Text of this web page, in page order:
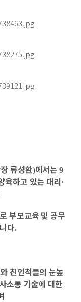
류성환)에서는 9
육하고 있는 대리·
부모교육 및 공무
다.
친인척들의 눈높
소통 기술에 대한